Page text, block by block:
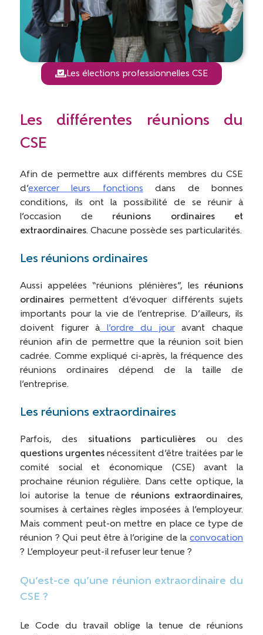
Les élections professionnelles CSE
Les différentes réunions du
CSE
Afin de permettre aux différents membres du CSE
d’exercer leurs fonctions dans de bonnes
conditions, ils ont la possibilité de se réunir à
l’occasion de réunions ordinaires et
extraordinaires. Chacune possède ses particularités.
Les réunions ordinaires
Aussi appelées “réunions plénières”, les réunions
ordinaires permettent d’évoquer différents sujets
importants pour la vie de l’entreprise. D’ailleurs, ils
doivent figurer à l’ordre du jouravant chaque
réunion afin de permettre que la réunion soit bien
cadrée. Comme expliqué ci-après, la fréquence des
réunions ordinaires dépend de la taille de
l’entreprise.
Les réunions extraordinaires
Parfois, des situations particulières ou des
questions urgentes nécessitent d’être traitées par le
comité social et économique (CSE) avant la
prochaine réunion régulière. Dans cette optique, la
loi autorise la tenue de réunions extraordinaires,
soumises à certaines règles imposées à l’employeur.
Mais comment peut-on mettre en place ce type de
réunion ? Qui peut être à l’origine de la convocation
? L’employeur peut-il refuser leur tenue ?
Qu’est-ce qu’une réunion extraordinaire du
CSE ?
Le Code du travail oblige la tenue de réunions